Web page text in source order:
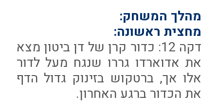
מהלך המשחק:
מחצית ראשונה:
דקה 12: כדור קרן של דן ביטון מצא
את אדוארדו גררו שנגח מעל לדור
אלו אך, ברטקוש בזינוק גדול הדף
את הכדור ברגע האחרון.